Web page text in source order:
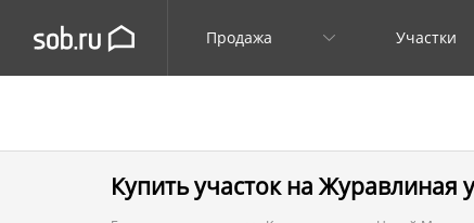
Продажа Участки
Купить участок на Журавлиная